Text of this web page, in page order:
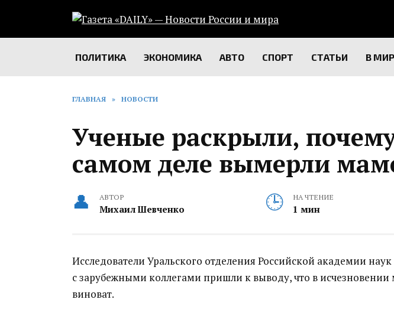
содержанию
ПОЛИТИКА ЭКОНОМИКА АВТО СПОРТ СТАТЬИ В
ГЛАВНАЯ » НОВОСТИ
Ученые раскрыли,
самом деле вымерли
АВТОР
Михаил Шевченко
НА ЧТЕНИЕ
1 мин
Исследователи Уральского отделения Российской академии
с зарубежными коллегами пришли к выводу, что в исчезновении
виноват.